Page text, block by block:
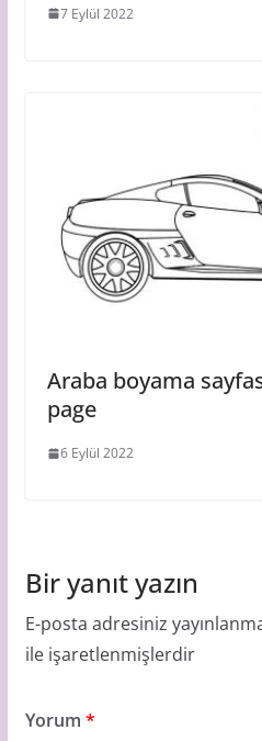
7 Eylül 2022
Araba boyama
page
6 Eylül 2022
Bir yanıt yazın
E-posta adresiniz
ile işaretlenmişlerdir
Yorum *